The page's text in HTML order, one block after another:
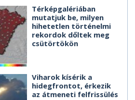
Térképgalériában
mutatjuk be, milyen
hihetetlen történelmi
rekordok dőltek meg
csütörtökön
Viharok kísérik a
hidegfrontot, érkezik
az átmeneti felfrissülés